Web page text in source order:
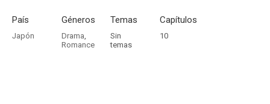
País
Japón
Géneros
Drama,
Romance
Temas
Sin
temas
Capítulos
10